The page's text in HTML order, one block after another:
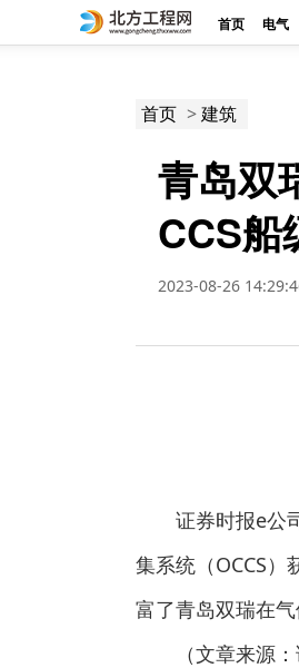
首页 电气
首页 > 建筑
青岛双
CCS船
2023-08-26
证券时报e公
集系统（OCCS）
富了青岛双瑞在气
（文章来源